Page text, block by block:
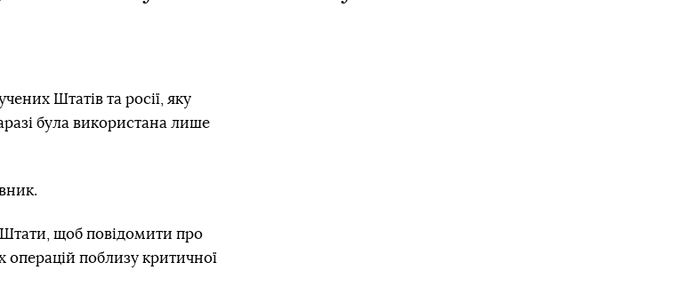
Штатів та росії, яку
була використана лише
Штати, щоб повідомити про
операцій поблизу критичної